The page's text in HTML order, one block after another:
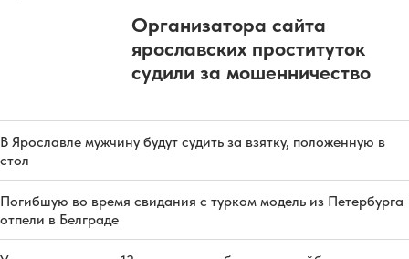
Организатора сайта
ярославских проституток
судили за мошенничество
В Ярославле мужчину будут судить за взятку, положенную в
стол
Погибшую во время свидания с турком модель из Петербурга
отпели в Белграде